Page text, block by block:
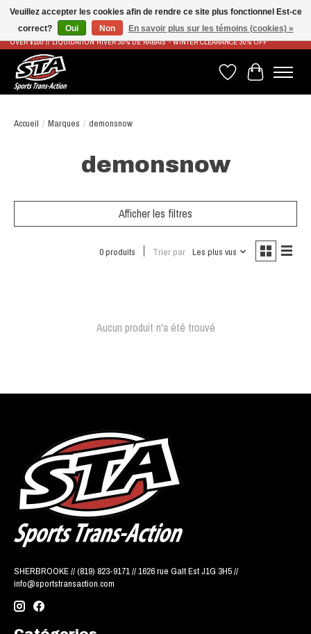
LIVRAISON RAPIDE ET GRATUITE À PARTIR DE 100$ - FAST & FREE SHIPPING ON ORDERS
OVER $100 // LIQUIDATION HIVER 30% DE RABAIS - WINTER CLEARANCE 30% OFF
Liste de souhaits
Panier
Accueil / Marques / demonsnow
demonsnow
Afficher les filtres
0 produits Trier par Les plus vus
Aucun produit n'a été trouvé
SHERBROOKE // (819) 823-9171 // 1626 rue Galt Est J1G 3H5 //
info@sportstransaction.com
Veuillez accepter les cookies afin de rendre ce site plus fonctionnel Est-ce
correct?
Oui Non En savoir plus sur les témoins (cookies) »